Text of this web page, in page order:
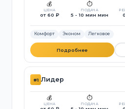
💰
ЦЕНА
от 60 ₽
⏱️
ПОДАЧА
5 - 10 мин мин
Комфорт Эконом Легковое
Подробнее
#1 Лидер
💰
ЦЕНА
⏱️
ПОДАЧА